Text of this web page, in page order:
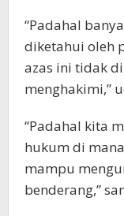
“Padahal
diketahui oleh
azas ini tidak
menghakimi,”
“Padahal kita
hukum di
mampu
benderang,”